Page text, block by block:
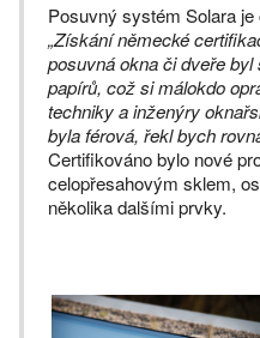
Posuvný systém Solara
„Získání německé
posuvná okna či dveře
papírů, což si málokdo
techniky a inženýry
byla férová, řekl bych
Certifikováno bylo nové
celopřesahovým sklem,
několika dalšími prvky.